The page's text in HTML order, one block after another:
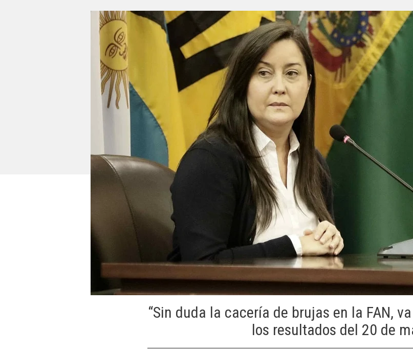
“Sin duda la cacería de brujas en la FAN,
los resultados del 20 de